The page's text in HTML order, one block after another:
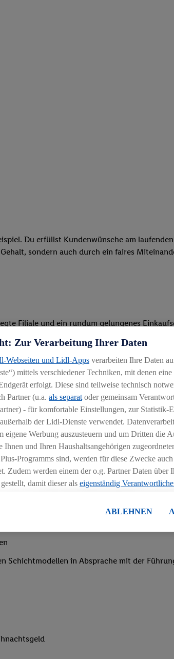
Du erfüllst Kundenwünsche am
sondern auch durch ein faires
Filiale und ein rundum gelungenes
beim Backen oder beim Kassieren mit
Kunden für das System und
stehst unseren Kunden mit Rat und Tat
Schichtmodellen in Absprache mit der
Zur Verarbeitung Ihrer Daten
Webseiten und Lidl-Apps verarbeiten Ihre Daten
mittels verschiedener Techniken, mit denen
erfolgt. Diese sind teilweise technisch
Partner (u.a. als separat oder gemeinsam
- für komfortable Einstellungen, zur Statistik-
der Lidl-Dienste verwendet.
eigene Werbung auszusteuern und um Dritten die
und Ihren Haushaltsangehörigen
Programms sind, werden für diese Zwecke
Zudem werden einem der o.g. Partner Daten
damit dieser als eigenständig
Werbung basiert auf der Generierung von
Dies umfasst die Zusammenführung von Daten
Diensten, Informationen aus Ihrem
auch über verschiedene Endgeräte und
dem Zugriff auf Informationen auf Ihren
zu erstellen (die sogenannte EUID), die wir
verwenden können, um Sie in von Dritten
ABLEHNEN